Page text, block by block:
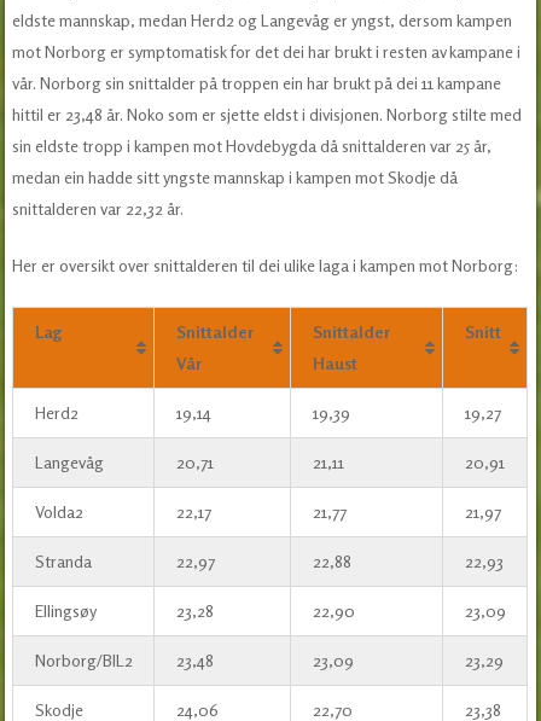
eldste mannskap, medan Herd2 og Langevåg er yngst, dersom kampen
mot Norborg er symptomatisk for det dei har brukt i resten av kampane i
vår. Norborg sin snittalder på troppen ein har brukt på dei 11 kampane
hittil er 23,48 år. Noko som er sjette eldst i divisjonen. Norborg stilte med
sin eldste tropp i kampen mot Hovdebygda då snittalderen var 25 år,
medan ein hadde sitt yngste mannskap i kampen mot Skodje då
snittalderen var 22,32 år.
Her er oversikt over snittalderen til dei ulike laga i kampen mot Norborg:
Lag
Snittalder
Vår
Snittalder
Haust
Snitt
Herd2 19,14 19,39 19,27
Langevåg 20,71 21,11 20,91
Volda2 22,17 21,77 21,97
Stranda 22,97 22,88 22,93
Ellingsøy 23,28 22,90 23,09
Norborg/BIL2 23,48 23,09 23,29
Skodje 24,06 22,70 23,38